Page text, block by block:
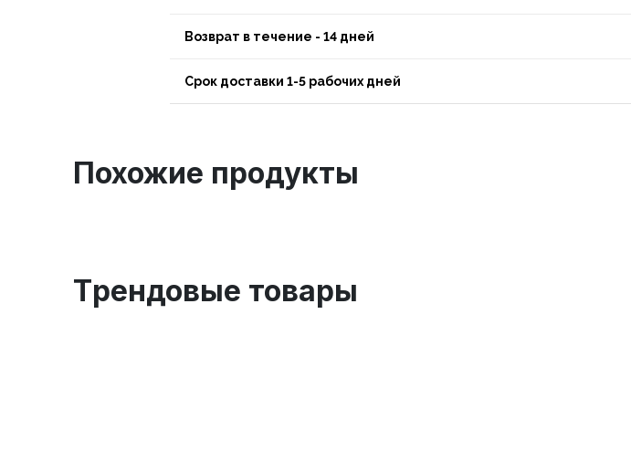
Возврат в течение - 14 дней
Срок доставки 1-5 рабочих дней
Похожие продукты
Tрендовые товары